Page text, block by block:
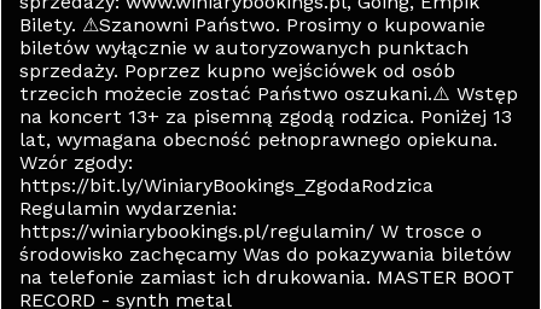
Bilety. ⚠Szanowni Państwo. Prosimy o kupowanie
biletów wyłącznie w autoryzowanych punktach
sprzedaży. Poprzez kupno wejściówek od osób
trzecich możecie zostać Państwo oszukani.⚠️ Wstęp
na koncert 13+ za pisemną zgodą rodzica. Poniżej 13
lat, wymagana obecność pełnoprawnego opiekuna.
Wzór zgody:
https://bit.ly/WiniaryBookings_ZgodaRodzica
Regulamin wydarzenia:
https://winiarybookings.pl/regulamin/ W trosce o
środowisko zachęcamy Was do pokazywania biletów
na telefonie zamiast ich drukowania. MASTER BOOT
RECORD - synth metal